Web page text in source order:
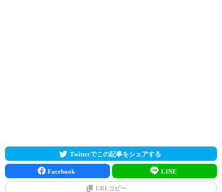
Twitterでこの記事をシェアする
Facebook LINE
URLコピー